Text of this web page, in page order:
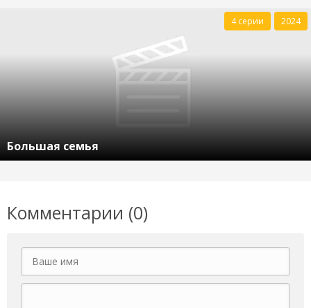
Большая семья
4 серии 2024
Комментарии (0)